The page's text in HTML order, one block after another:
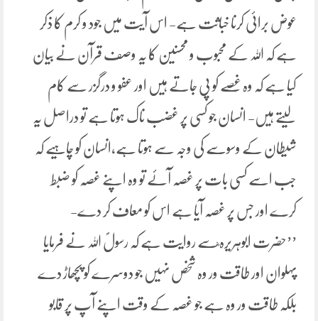
عوض برائی کرنا خباثت ہے- اس آیت میں جود و کرم کا ذکر
ہے کہ اللہ کے محبوب و محسنین کا یہ وصف قرآن نے بیان
کیا ہے کہ وہ غصے کو پی جاتے ہیں اور عفو و درگزر سے کام
لیتے ہیں- انسان جو کسی پر غضب ناک ہوتا ہے تو دراصل یہ
شیطان کے وسوسے کی وجہ سے ہوتا ہے،انسان کو چاہیے کہ
جب اسے کسی بات پر غصہ آئے تو وہ اپنے غصہ کو ضبط
کرے اور جس پر غصہ آیا ہے اس کو معاف کر دے-
’’حضرت ابوہریرہ ؓسے روایت ہے کہ رسولؐ اللہ نے فرمایا
پہلوان اور طاقت ور وہ شخص نہیں جو دوسرے کو پچھاڑ دے
بلکہ طاقت ور وہ ہے جو غصہ کے وقت اپنے آپ پر قابو